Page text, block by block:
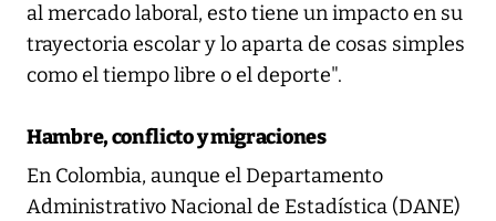
al mercado laboral, esto tiene un impacto en su
trayectoria escolar y lo aparta de cosas simples
como el tiempo libre o el deporte".
Hambre, conflicto y migraciones
En Colombia, aunque el Departamento
Administrativo Nacional de Estadística (DANE)